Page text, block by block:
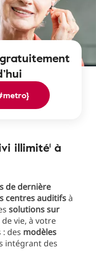
illimité¹ à
de dernière
centres auditifsà
solutions sur
vie, à votre
des modèles
intégrant des